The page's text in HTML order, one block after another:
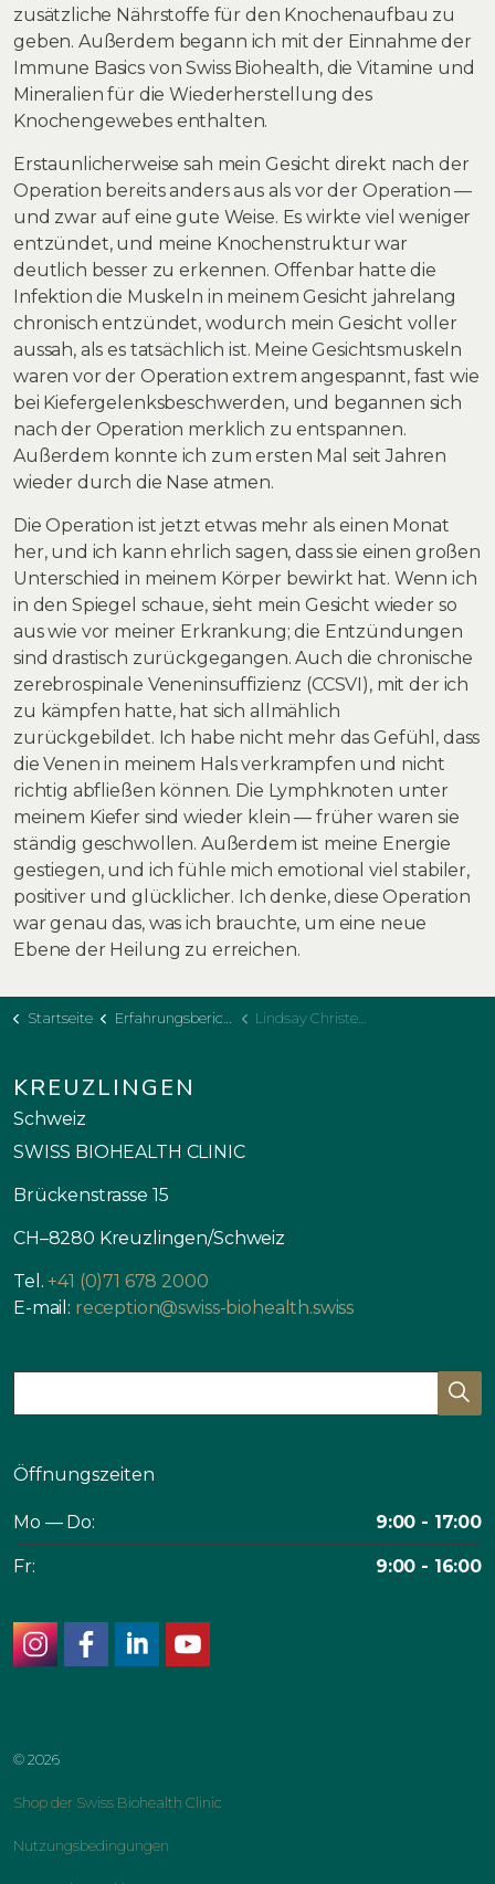
zusätzliche Nährstoffe für den Knochenaufbau zu
geben. Außerdem begann ich mit der Einnahme der
Immune Basics von Swiss Biohealth, die Vitamine und
Mineralien für die Wiederherstellung des
Knochengewebes enthalten.
Erstaunlicherweise sah mein Gesicht direkt nach der
Operation bereits anders aus als vor der Operation —
und zwar auf eine gute Weise. Es wirkte viel weniger
entzündet, und meine Knochenstruktur war
deutlich besser zu erkennen. Offenbar hatte die
Infektion die Muskeln in meinem Gesicht jahrelang
chronisch entzündet, wodurch mein Gesicht voller
aussah, als es tatsächlich ist. Meine Gesichtsmuskeln
waren vor der Operation extrem angespannt, fast wie
bei Kiefergelenksbeschwerden, und begannen sich
nach der Operation merklich zu entspannen.
Außerdem konnte ich zum ersten Mal seit Jahren
wieder durch die Nase atmen.
Die Operation ist jetzt etwas mehr als einen Monat
her, und ich kann ehrlich sagen, dass sie einen großen
Unterschied in meinem Körper bewirkt hat. Wenn ich
in den Spiegel schaue, sieht mein Gesicht wieder so
aus wie vor meiner Erkrankung; die Entzündungen
sind drastisch zurückgegangen. Auch die chronische
zerebrospinale Veneninsuffizienz (CCSVI), mit der ich
zu kämpfen hatte, hat sich allmählich
zurückgebildet. Ich habe nicht mehr das Gefühl, dass
die Venen in meinem Hals verkrampfen und nicht
richtig abfließen können. Die Lymphknoten unter
meinem Kiefer sind wieder klein — früher waren sie
ständig geschwollen. Außerdem ist meine Energie
gestiegen, und ich fühle mich emotional viel stabiler,
positiver und glücklicher. Ich denke, diese Operation
war genau das, was ich brauchte, um eine neue
Ebene der Heilung zu erreichen.
Startseite Erfahrungsberichte Lindsay Christensen
KREUZLINGEN
Schweiz
SWISS BIOHEALTH CLINIC
Brückenstrasse 15
CH–8280 Kreuzlingen/Schweiz
Tel. +41 (0)71 678 2000
E-mail: reception@swiss-biohealth.swiss
Öffnungszeiten
Mo — Do: 9:00 - 17:00
Fr: 9:00 - 16:00
© 2026
Shop der Swiss Biohealth Clinic
Nutzungsbedingungen